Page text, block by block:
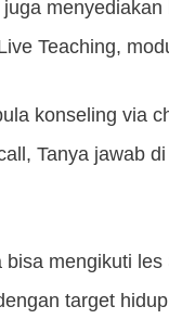
Teaching,
konseling via
Tanya jawab
mengikuti
target